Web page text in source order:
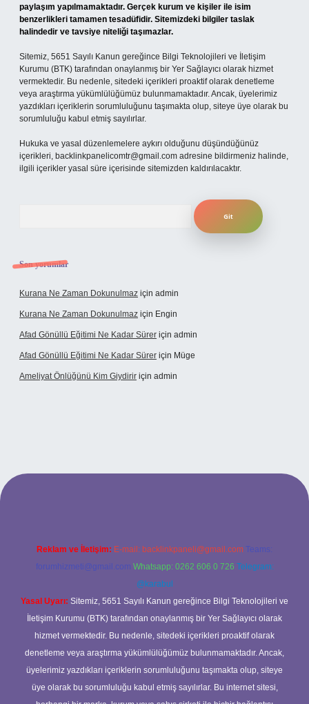
paylaşım yapılmamaktadır. Gerçek kurum ve kişiler ile isim
benzerlikleri tamamen tesadüfidir. Sitemizdeki bilgiler taslak
halindedir ve tavsiye niteliği taşımazlar.
Sitemiz, 5651 Sayılı Kanun gereğince Bilgi Teknolojileri ve İletişim
Kurumu (BTK) tarafından onaylanmış bir Yer Sağlayıcı olarak hizmet
vermektedir. Bu nedenle, sitedeki içerikleri proaktif olarak denetleme
veya araştırma yükümlülüğümüz bulunmamaktadır. Ancak, üyelerimiz
yazdıkları içeriklerin sorumluluğunu taşımakta olup, siteye üye olarak bu
sorumluluğu kabul etmiş sayılırlar.
Hukuka ve yasal düzenlemelere aykırı olduğunu düşündüğünüz
içerikleri, backlinkpanelicomtr@gmail.com adresine bildirmeniz halinde,
ilgili içerikler yasal süre içerisinde sitemizden kaldırılacaktır.
Son yorumlar
Kurana Ne Zaman Dokunulmaz için admin
Kurana Ne Zaman Dokunulmaz için Engin
Afad Gönüllü Eğitimi Ne Kadar Sürer için admin
Afad Gönüllü Eğitimi Ne Kadar Sürer için Müge
Ameliyat Önlüğünü Kim Giydirir için admin
güncel giriş
Reklam ve İletişim: E-mail: backlinkpaneli@gmail.com Teams:
forumhizmeti@gmail.com Whatsapp: 0262 606 0 726 Telegram:
@karabul
Yasal Uyarı: Sitemiz, 5651 Sayılı Kanun gereğince Bilgi Teknolojileri ve
İletişim Kurumu (BTK) tarafından onaylanmış bir Yer Sağlayıcı olarak
hizmet vermektedir. Bu nedenle, sitedeki içerikleri proaktif olarak
denetleme veya araştırma yükümlülüğümüz bulunmamaktadır. Ancak,
üyelerimiz yazdıkları içeriklerin sorumluluğunu taşımakta olup, siteye
üye olarak bu sorumluluğu kabul etmiş sayılırlar. Bu internet sitesi,